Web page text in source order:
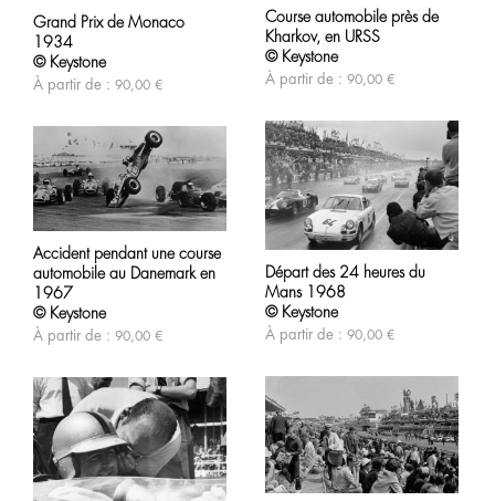
a
plusieurs
variations.
Les
options
être
choisies
sur
la
page
du
produit
Course automobile près de
Kharkov, en URSS
© Keystone
À partir de : 90,00 €
a
plusieurs
variations.
Les
options
choisies
sur
la
page
du
Grand Prix de Monaco
1934
© Keystone
À partir de : 90,00 €
a
plusieurs
variations.
Les
options
choisies
sur
la
page
du
produit
Départ des 24 heures du
Mans 1968
© Keystone
À partir de : 90,00 €
Ce
a
plusieurs
variations.
Les
options
peuvent
choisies
sur
la
page
du
produit
Accident pendant une course
automobile au Danemark en
1967
© Keystone
À partir de : 90,00 €
Ce